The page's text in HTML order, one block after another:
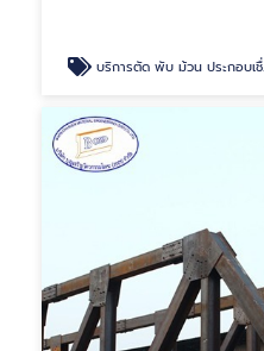
บริการตัด พับ ม้วน ประกอบเชื่อมเหล็ก-สแตนเลส